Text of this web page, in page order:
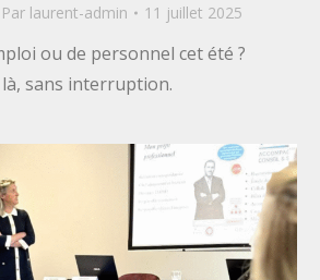
Par laurent-admin 11 juillet 2025
ou de personnel cet été ?
sans interruption.